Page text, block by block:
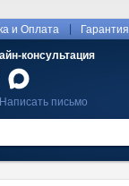
и Оплата Гарантия
консультация
Написать письмо